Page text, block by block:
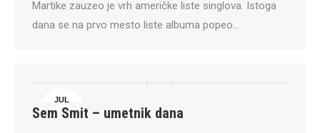
Martike zauzeo je vrh američke liste singlova. Istoga
dana se na prvo mesto liste albuma popeo…
JUL
22
Sem Smit – umetnik dana